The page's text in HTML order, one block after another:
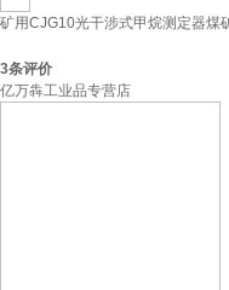
矿用CJG10光干涉式甲烷测定器煤
3条评价
亿万犇工业品专营店